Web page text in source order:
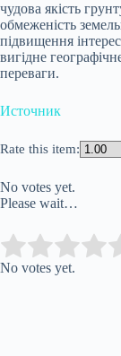
чудова якість
обмеженість
підвищення
вигідне
переваги.
Источник
Rate this item:
No votes yet.
Please wait…
Rate this item:
No votes yet.